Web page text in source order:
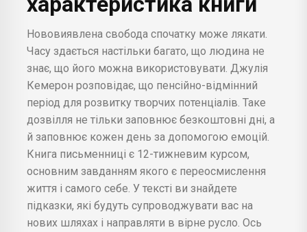
Нововиявлена свобода спочатку може лякати.
Часу здається настільки багато, що людина не
знає, що його можна використовувати. Джулія
Кемерон розповідає, що пенсійно-відмінний
період для розвитку творчих потенціалів. Таке
дозвілля не тільки заповнює безкоштовні дні, а
й заповнює кожен день за допомогою емоцій.
Книга письменниці є 12-тижневим курсом,
основним завданням якого є переосмислення
життя і самого себе. У тексті ви знайдете
підказки, які будуть супроводжувати вас на
нових шляхах і направляти в вірне русло. Ось